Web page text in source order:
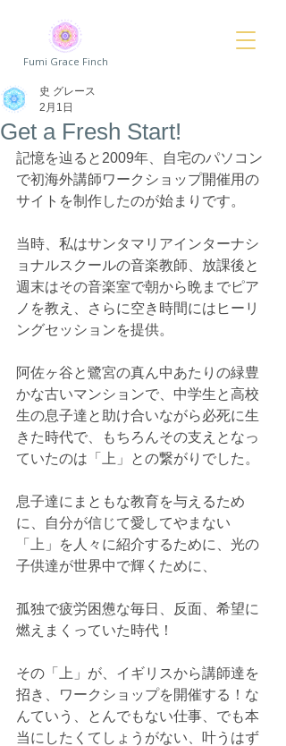
Fumi Grace Finch
Get a Fresh Start!
史 グレース
2月1日
記憶を辿ると2009年、自宅のパソコン
で初海外講師ワークショップ開催用の
サイトを制作したのが始まりです。
当時、私はサンタマリアインターナシ
ョナルスクールの音楽教師、放課後と
週末はその音楽室で朝から晩までピア
ノを教え、さらに空き時間にはヒーリ
ングセッションを提供。
阿佐ヶ谷と鷺宮の真ん中あたりの緑豊
かな古いマンションで、中学生と高校
生の息子達と助け合いながら必死に生
きた時代で、もちろんその支えとなっ
ていたのは「上」との繋がりでした。
息子達にまともな教育を与えるため
に、自分が信じて愛してやまない
「上」を人々に紹介するために、光の
子供達が世界中で輝くために、
孤独で疲労困憊な毎日、反面、希望に
燃えまくっていた時代！
その「上」が、イギリスから講師達を
招き、ワークショップを開催する！な
んていう、とんでもない仕事、でも本
当にしたくてしょうがない、叶うはず